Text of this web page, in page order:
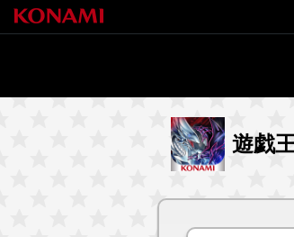
遊戯